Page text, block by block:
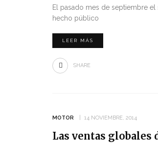
El pasado mes de septiembre el
hecho público
LEER MÁS
SHARE
MOTOR 14 NOVIEMBRE, 2014
Las ventas globales